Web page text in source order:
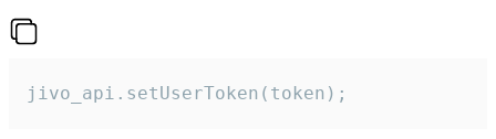
jivo_api.setUserToken(token);